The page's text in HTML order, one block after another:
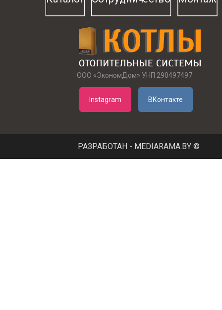
ООО «ЭкономДом» УНП 290497497
Instagram ВКонтакте
РАЗРАБОТАН - MEDIARAMA.BY ©